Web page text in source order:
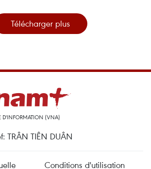
Télécharger plus
(VNA)
TRÂN TIÊN DUÂN
Conditions d'utilisation